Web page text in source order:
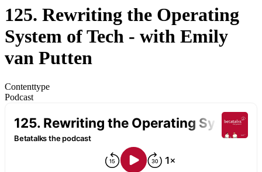
125. Rewriting the Operating
System of Tech - with Emily
van Putten
Contenttype
Podcast